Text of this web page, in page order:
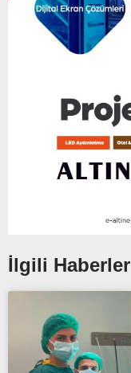
İlgili Haberler